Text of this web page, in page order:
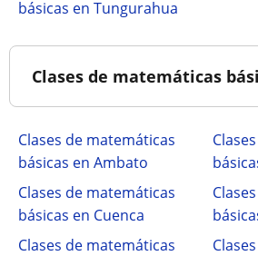
básicas en Tungurahua
Clases de matemáticas
Clases de matemáticas
básicas en Ambato
Clases de matemáticas
básicas en Cuenca
Clases de matemáticas